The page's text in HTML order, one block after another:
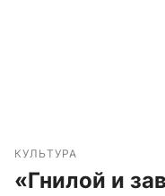
КУЛЬТУРА
«Гнилой и